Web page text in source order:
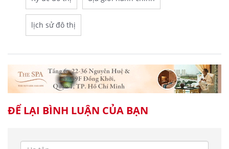
lịch sử đô thị
ĐỂ LẠI BÌNH LUẬN CỦA BẠN